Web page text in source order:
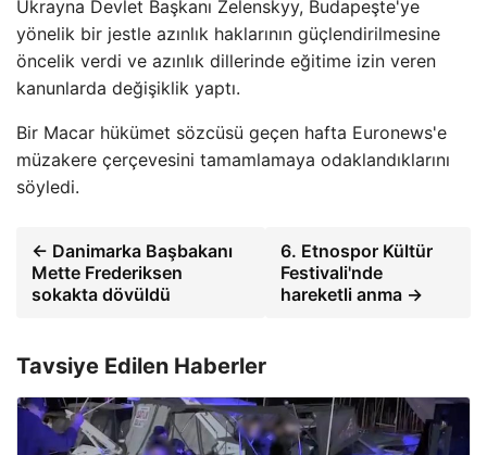
Ukrayna Devlet Başkanı Zelenskyy, Budapeşte'ye
yönelik bir jestle azınlık haklarının güçlendirilmesine
öncelik verdi ve azınlık dillerinde eğitime izin veren
kanunlarda değişiklik yaptı.
Bir Macar hükümet sözcüsü geçen hafta Euronews'e
müzakere çerçevesini tamamlamaya odaklandıklarını
söyledi.
← Danimarka Başbakanı
Mette Frederiksen
sokakta dövüldü
6. Etnospor Kültür
Festivali'nde
hareketli anma →
Tavsiye Edilen Haberler